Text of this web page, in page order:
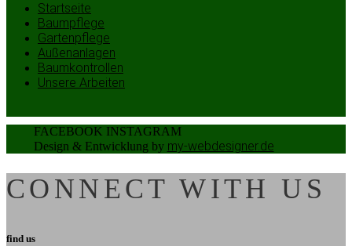
Startseite
Baumpflege
Gartenpflege
Außenanlagen
Baumkontrollen
Unsere Arbeiten
FACEBOOK INSTAGRAM
Design & Entwicklung by my-webdesigner.de
CONNECT WITH US
find us